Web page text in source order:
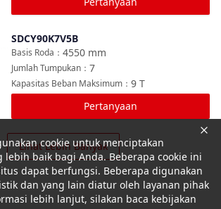
SDCY90K7V5B
4550 mm
Basis Roda ：
7
Jumlah Tumpukan ：
9 T
Kapasitas Beban Maksimum ：
Pertanyaan
Lihat Lebih Banyak
cookie untuk menciptakan
lebih baik bagi Anda. Beberapa cookie ini
dapat berfungsi. Beberapa digunakan
dan yang lain diatur oleh layanan pihak
lebih lanjut, silakan baca kebijakan